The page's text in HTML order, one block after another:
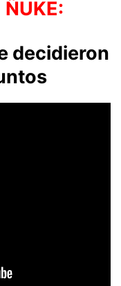
ÑUKE:
decidieron